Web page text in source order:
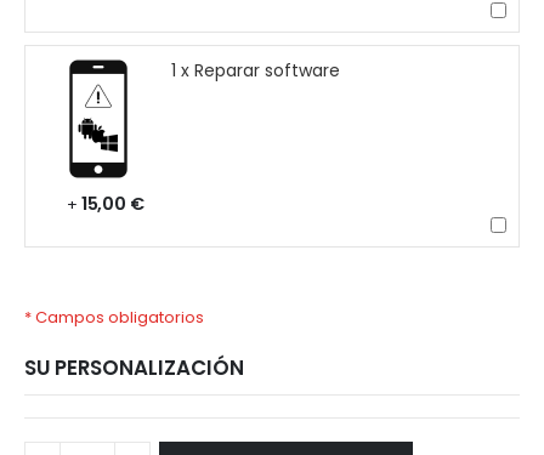
1 x Reparar software
+ 15,00 €
* Campos obligatorios
SU PERSONALIZACIÓN